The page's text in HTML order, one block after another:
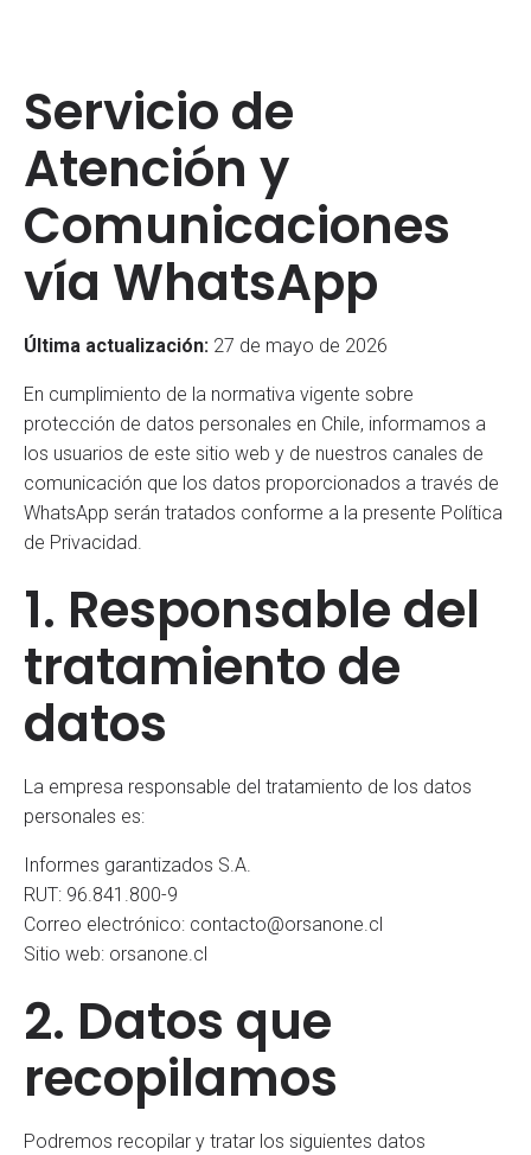
Servicio de
Atención y
Comunicaciones
vía WhatsApp
Última actualización: 27 de mayo de 2026
En cumplimiento de la normativa vigente sobre
protección de datos personales en Chile, informamos a
los usuarios de este sitio web y de nuestros canales de
comunicación que los datos proporcionados a través de
WhatsApp serán tratados conforme a la presente Política
de Privacidad.
1. Responsable del
tratamiento de
datos
La empresa responsable del tratamiento de los datos
personales es:
Informes garantizados S.A.
RUT: 96.841.800-9
Correo electrónico: contacto@orsanone.cl
Sitio web: orsanone.cl
2. Datos que
recopilamos
Podremos recopilar y tratar los siguientes datos